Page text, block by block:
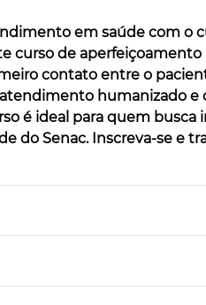
em saúde com o
curso de
contato entre o
humanizado e
é ideal para quem busca
do Senac. Inscreva-se e